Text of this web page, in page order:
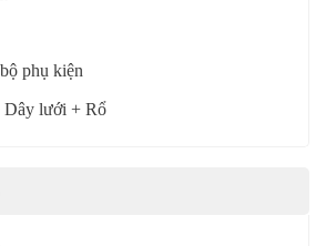
phụ kiện
Dây lưới + Rổ